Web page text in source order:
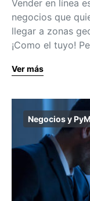
Vender en línea
negocios que
llegar a zonas
¡Como el tuyo!
Ver más
Negocios y